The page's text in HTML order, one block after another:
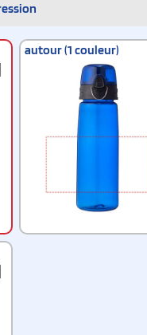
autour (1 couleur)